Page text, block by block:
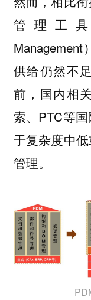
管理工具
Management
供给仍然不
前，国内相
索、PTC等
于复杂度中
管理。